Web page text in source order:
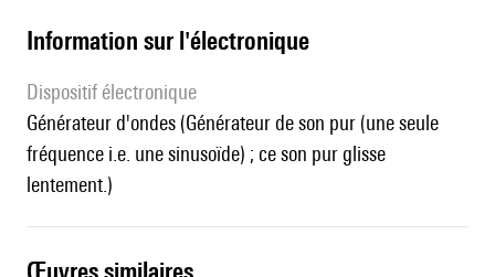
Information sur l'électronique
Dispositif électronique
générateur d'ondes (Générateur de son pur (une seule
fréquence i.e. une sinusoïde) ; ce son pur glisse
lentement.)